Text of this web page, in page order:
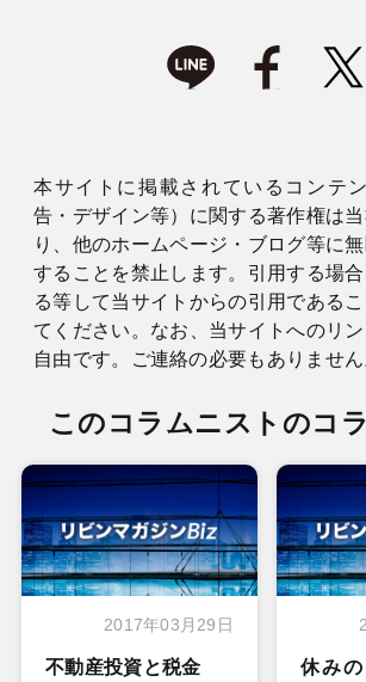
本サイトに掲載されているコンテ
告・デザイン等）に関する著作権は
り、他のホームページ・ブログ等に
することを禁止します。引用する場
る等して当サイトからの引用である
てください。なお、当サイトへのリ
自由です。ご連絡の必要もありません
このコラムニストのコ
2017年03月29日
不動産投資と税金
休み